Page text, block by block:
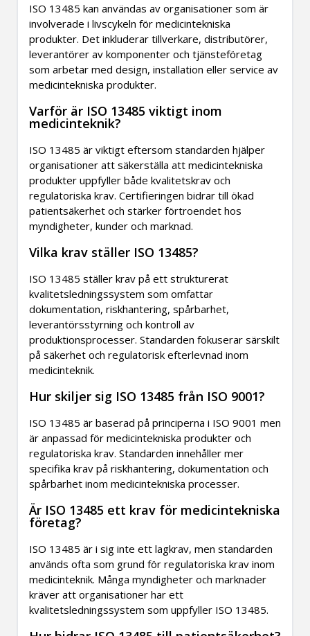
ISO 13485 kan användas av organisationer som är
involverade i livscykeln för medicintekniska
produkter. Det inkluderar tillverkare, distributörer,
leverantörer av komponenter och tjänsteföretag
som arbetar med design, installation eller service av
medicintekniska produkter.
Varför är ISO 13485 viktigt inom
medicinteknik?
ISO 13485 är viktigt eftersom standarden hjälper
organisationer att säkerställa att medicintekniska
produkter uppfyller både kvalitetskrav och
regulatoriska krav. Certifieringen bidrar till ökad
patientsäkerhet och stärker förtroendet hos
myndigheter, kunder och marknad.
Vilka krav ställer ISO 13485?
ISO 13485 ställer krav på ett strukturerat
kvalitetsledningssystem som omfattar
dokumentation, riskhantering, spårbarhet,
leverantörsstyrning och kontroll av
produktionsprocesser. Standarden fokuserar särskilt
på säkerhet och regulatorisk efterlevnad inom
medicinteknik.
Hur skiljer sig ISO 13485 från ISO 9001?
ISO 13485 är baserad på principerna i ISO 9001 men
är anpassad för medicintekniska produkter och
regulatoriska krav. Standarden innehåller mer
specifika krav på riskhantering, dokumentation och
spårbarhet inom medicintekniska processer.
Är ISO 13485 ett krav för medicintekniska
företag?
ISO 13485 är i sig inte ett lagkrav, men standarden
används ofta som grund för regulatoriska krav inom
medicinteknik. Många myndigheter och marknader
kräver att organisationer har ett
kvalitetsledningssystem som uppfyller ISO 13485.